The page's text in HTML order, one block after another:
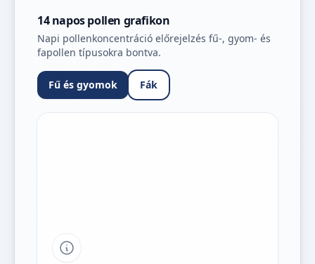
14 napos pollen grafikon
Napi pollenkoncentráció előrejelzés fű-, gyom- és
fapollen típusokra bontva.
Fű és gyomok Fák
Tipp a grafikon jelmagyarázatához